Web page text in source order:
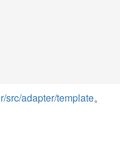
src/adapter/template。